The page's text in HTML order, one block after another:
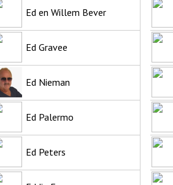
Ed en Willem Bever
Ed Gravee
Ed Nieman
Ed Palermo
Ed Peters